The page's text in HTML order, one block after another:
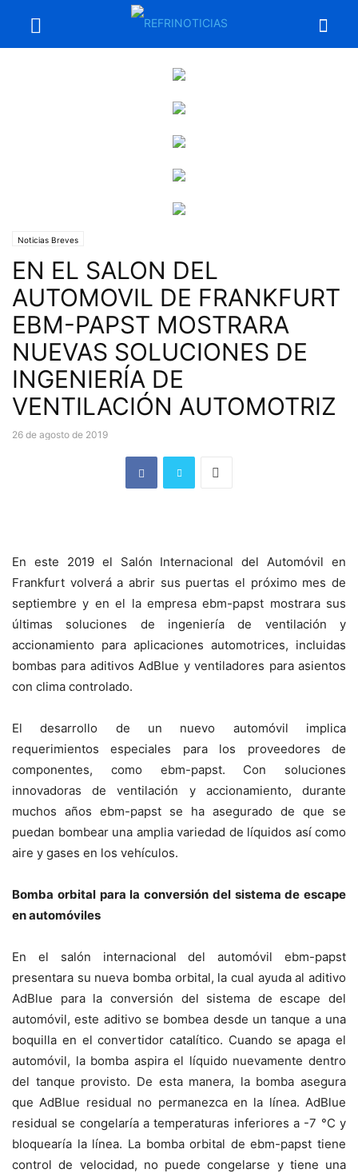
Noticias Breves
EN EL SALON DEL
AUTOMOVIL DE FRANKFURT
EBM-PAPST MOSTRARA
NUEVAS SOLUCIONES DE
INGENIERÍA DE
VENTILACIÓN AUTOMOTRIZ
26 de agosto de 2019
En este 2019 el Salón Internacional del Automóvil en
Frankfurt volverá a abrir sus puertas el próximo mes de
septiembre y en el la empresa ebm-papst mostrara sus
últimas soluciones de ingeniería de ventilación y
accionamiento para aplicaciones automotrices, incluidas
bombas para aditivos AdBlue y ventiladores para asientos
con clima controlado.
El desarrollo de un nuevo automóvil implica
requerimientos especiales para los proveedores de
componentes, como ebm-papst. Con soluciones
innovadoras de ventilación y accionamiento, durante
muchos años ebm-papst se ha asegurado de que se
puedan bombear una amplia variedad de líquidos así como
aire y gases en los vehículos.
Bomba orbital para la conversión del sistema de escape
en automóviles
En el salón internacional del automóvil ebm-papst
presentara su nueva bomba orbital, la cual ayuda al aditivo
AdBlue para la conversión del sistema de escape del
automóvil, este aditivo se bombea desde un tanque a una
boquilla en el convertidor catalítico. Cuando se apaga el
automóvil, la bomba aspira el líquido nuevamente dentro
del tanque provisto. De esta manera, la bomba asegura
que AdBlue residual no permanezca en la línea. AdBlue
residual se congelaría a temperaturas inferiores a -7 °C y
bloquearía la línea. La bomba orbital de ebm-papst tiene
control de velocidad, no puede congelarse y tiene una